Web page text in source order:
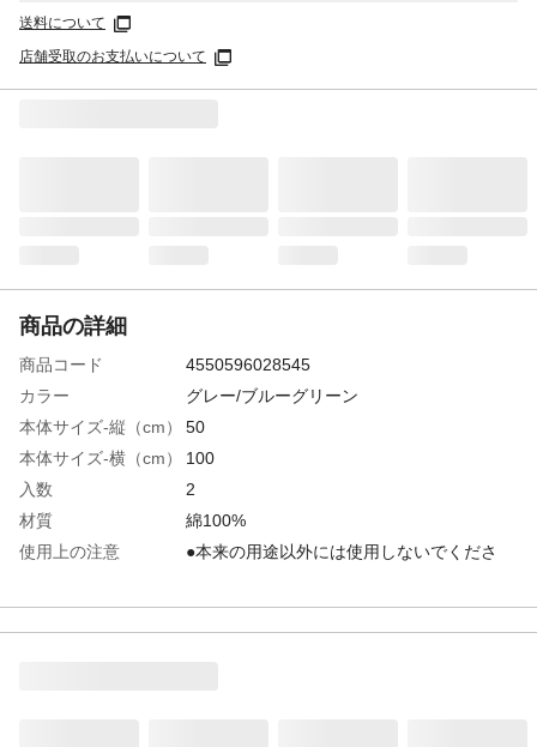
送料について
店舗受取のお支払いについて
商品の詳細
商品コード
4550596028545
カラー
グレー/ブルーグリーン
本体サイズ-縦（cm）
50
本体サイズ-横（cm）
100
入数
2
材質
綿100%
使用上の注意
●本来の用途以外には使用しないでくださ